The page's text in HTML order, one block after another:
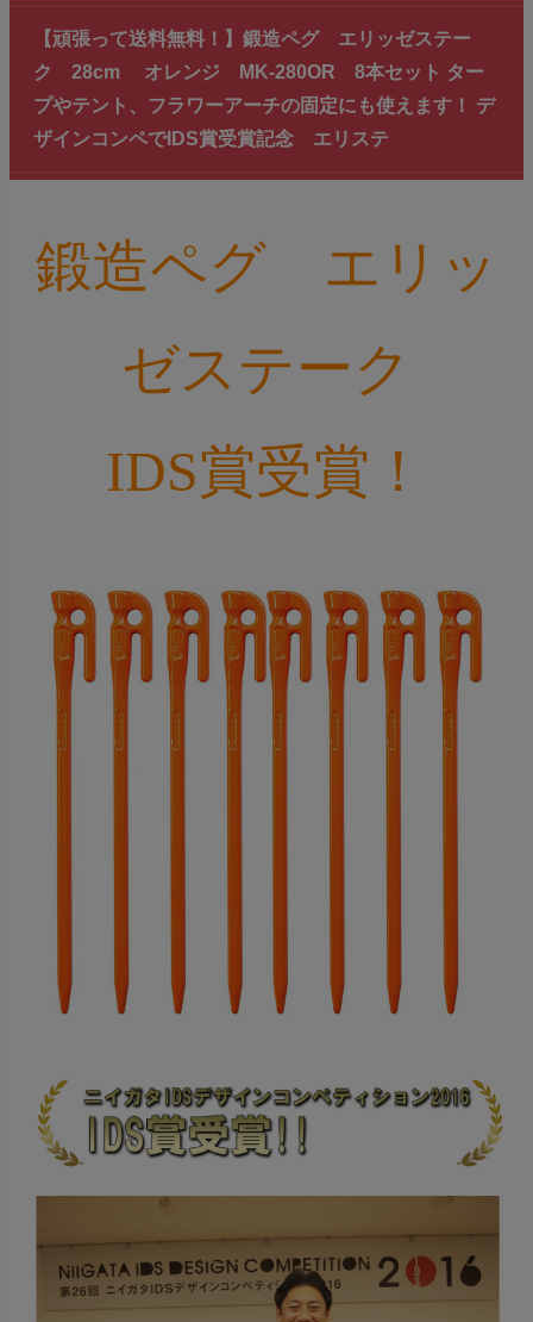
【頑張って送料無料！】鍛造ペグ エリッゼステー
ク 28cm オレンジ MK-280OR 8本セット ター
プやテント、フラワーアーチの固定にも使えます！ デ
ザインコンペでIDS賞受賞記念 エリステ
鍛造ペグ エリッ
ゼステーク
IDS賞受賞！